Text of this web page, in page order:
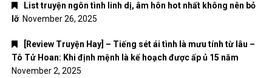
List truyện ngôn tình linh dị, âm hôn hot nhất không nên bỏ
lỡ November 26, 2025
[Review Truyện Hay] – Tiếng sét ái tình là mưu tính từ lâu –
Tô Tử Hoan: Khi định mệnh là kế hoạch được ấp ủ 15 năm
November 2, 2025